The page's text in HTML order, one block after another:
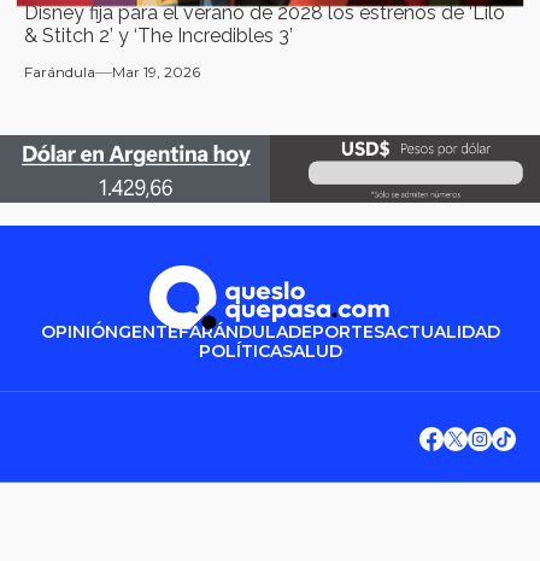
Disney fija para el verano de 2028 los estrenos de ‘Lilo
& Stitch 2’ y ‘The Incredibles 3’
Farándula Mar 19, 2026
OPINIÓNGENTEFARÁNDULADEPORTESACTUALIDAD
POLÍTICASALUD